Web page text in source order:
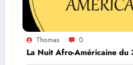
Thomas 0
La Nuit Afro-Américaine